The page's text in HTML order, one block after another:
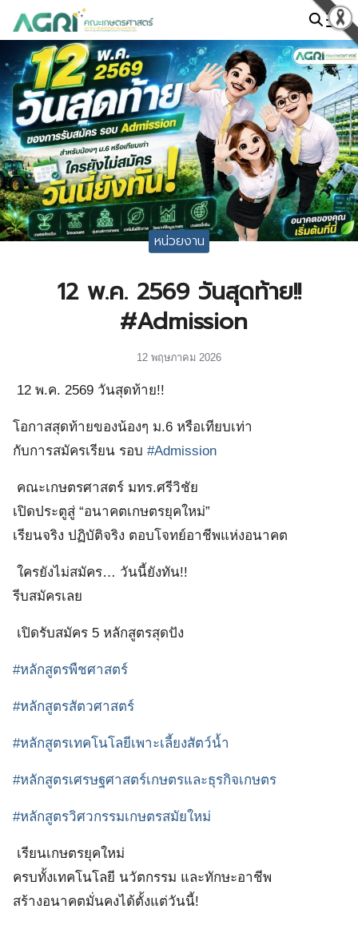
content
Search
for:
หน่วยงาน
12 พ.ค. 2569 วันสุดท้าย!!
#Admission
12 พฤษภาคม 2026
12 พ.ค. 2569 วันสุดท้าย!!
โอกาสสุดท้ายของน้องๆ ม.6 หรือเทียบเท่า
กับการสมัครเรียน รอบ #Admission
คณะเกษตรศาสตร์ มทร.ศรีวิชัย
เปิดประตูสู่ “อนาคตเกษตรยุคใหม่”
เรียนจริง ปฏิบัติจริง ตอบโจทย์อาชีพแห่งอนาคต
ใครยังไม่สมัคร… วันนี้ยังทัน!!
รีบสมัครเลย
เปิดรับสมัคร 5 หลักสูตรสุดปัง
#หลักสูตรพืชศาสตร์
#หลักสูตรสัตวศาสตร์
#หลักสูตรเทคโนโลยีเพาะเลี้ยงสัตว์น้ำ
#หลักสูตรเศรษฐศาสตร์เกษตรและธุรกิจเกษตร
#หลักสูตรวิศวกรรมเกษตรสมัยใหม่
เรียนเกษตรยุคใหม่
ครบทั้งเทคโนโลยี นวัตกรรม และทักษะอาชีพ
สร้างอนาคตมั่นคงได้ตั้งแต่วันนี้!